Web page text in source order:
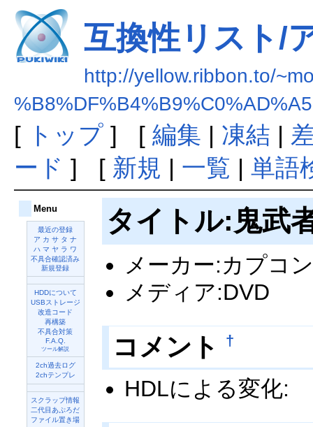
互換性リスト/
http://yellow.ribbon.to/
[ トップ] [ 編集 | 凍結 |
ード ] [ 新規 | 一覧 | 単語
Menu
最近の登録
ア カ サ タ ナ
ハ マ ヤ ラ ワ
不具合確認済み
新規登録
HDDについて
USBストレージ
改造コード
再構築
不具合対策
F.A.Q.
ツール解説
2ch過去ログ
2chテンプレ
スクラップ情報
二代目あぷろだ
ファイル置き場
タイトル:鬼武
メーカー:カプコ
メディア:DVD
コメント †
HDLによる変化: